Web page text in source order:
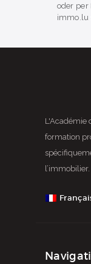
oder per
immo.lu
L'Académie
formation
l’immobilier.